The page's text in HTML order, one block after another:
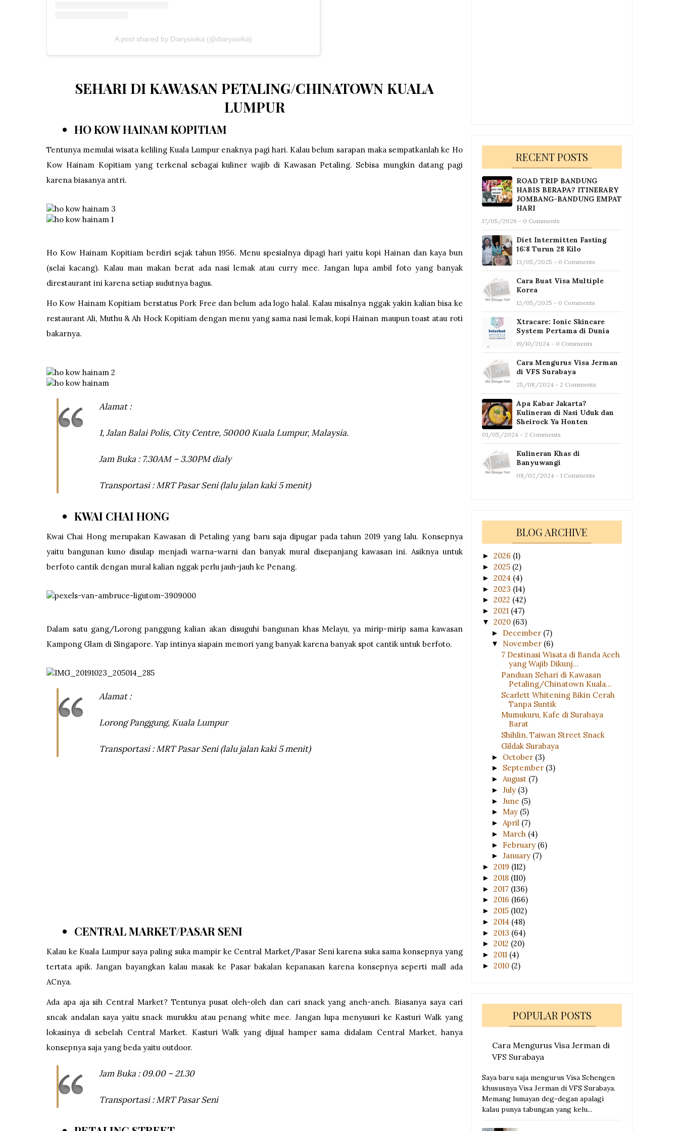
A post shared by Diarysivika (@diarysivika)
SEHARI DI KAWASAN PETALING/CHINATOWN KUALA
LUMPUR
HO KOW HAINAM KOPITIAM
Tentunya memulai wisata keliling Kuala Lumpur enaknya pagi hari. Kalau belum sarapan maka sempatkanlah ke Ho
Kow Hainam Kopitiam yang terkenal sebagai kuliner wajib di Kawasan Petaling. Sebisa mungkin datang pagi
karena biasanya antri.
Ho Kow Hainam Kopitiam berdiri sejak tahun 1956. Menu spesialnya dipagi hari yaitu kopi Hainan dan kaya bun
(selai kacang). Kalau mau makan berat ada nasi lemak atau curry mee. Jangan lupa ambil foto yang banyak
direstaurant ini karena setiap sudutnya bagus.
Ho Kow Hainam Kopitiam berstatus Pork Free dan belum ada logo halal. Kalau misalnya nggak yakin kalian bisa ke
restaurant Ali, Muthu & Ah Hock Kopitiam dengan menu yang sama nasi lemak, kopi Hainan maupun toast atau roti
bakarnya.
Alamat :
1, Jalan Balai Polis, City Centre, 50000 Kuala Lumpur, Malaysia.
Jam Buka : 7.30AM – 3.30PM dialy
Transportasi : MRT Pasar Seni (lalu jalan kaki 5 menit)
KWAI CHAI HONG
Kwai Chai Hong merupakan Kawasan di Petaling yang baru saja dipugar pada tahun 2019 yang lalu. Konsepnya
yaitu bangunan kuno disulap menjadi warna-warni dan banyak mural disepanjang kawasan ini. Asiknya untuk
berfoto cantik dengan mural kalian nggak perlu jauh-jauh ke Penang.
Dalam satu gang/Lorong panggung kalian akan disuguhi bangunan khas Melayu, ya mirip-mirip sama kawasan
Kampong Glam di Singapore. Yap intinya siapain memori yang banyak karena banyak spot cantik untuk berfoto.
Alamat :
Lorong Panggung, Kuala Lumpur
Transportasi : MRT Pasar Seni (lalu jalan kaki 5 menit)
CENTRAL MARKET/PASAR SENI
Kalau ke Kuala Lumpur saya paling suka mampir ke Central Market/Pasar Seni karena suka sama konsepnya yang
tertata apik. Jangan bayangkan kalau masak ke Pasar bakalan kepanasan karena konsepnya seperti mall ada
ACnya.
Ada apa aja sih Central Market? Tentunya pusat oleh-oleh dan cari snack yang aneh-aneh. Biasanya saya cari
sncak andalan saya yaitu snack murukku atau penang white mee. Jangan lupa menyusuri ke Kasturi Walk yang
lokasinya di sebelah Central Market. Kasturi Walk yang dijual hamper sama didalam Central Market, hanya
konsepnya saja yang beda yaitu outdoor.
Jam Buka : 09.00 – 21.30
Transportasi : MRT Pasar Seni
RECENT POSTS
ROAD TRIP BANDUNG
HABIS BERAPA? ITINERARY
JOMBANG-BANDUNG EMPAT
HARI
17/05/2026 - 0 Comments
Diet Intermitten Fasting
16:8 Turun 28 Kilo
13/05/2025 - 0 Comments
Cara Buat Visa Multiple
Korea
12/05/2025 - 0 Comments
Xtracare: Ionic Skincare
System Pertama di Dunia
19/10/2024 - 0 Comments
Cara Mengurus Visa Jerman
di VFS Surabaya
25/08/2024 - 2 Comments
Apa Kabar Jakarta?
Kulineran di Nasi Uduk dan
Sheirock Ya Honten
01/05/2024 - 2 Comments
Kulineran Khas di
Banyuwangi
08/02/2024 - 1 Comments
BLOG ARCHIVE
► 2026 (1)
► 2025 (2)
► 2024 (4)
► 2023 (14)
► 2022 (42)
► 2021 (47)
▼ 2020 (63)
► December (7)
▼ November (6)
7 Destinasi Wisata di Banda Aceh
yang Wajib Dikunj...
Panduan Sehari di Kawasan
Petaling/Chinatown Kuala...
Scarlett Whitening Bikin Cerah
Tanpa Suntik
Mumukuru, Kafe di Surabaya
Barat
Shihlin, Taiwan Street Snack
Gildak Surabaya
► October (3)
► September (3)
► August (7)
► July (3)
► June (5)
► May (5)
► April (7)
► March (4)
► February (6)
► January (7)
► 2019 (112)
► 2018 (110)
► 2017 (136)
► 2016 (166)
► 2015 (102)
► 2014 (48)
► 2013 (64)
► 2012 (20)
► 2011 (4)
► 2010 (2)
POPULAR POSTS
Cara Mengurus Visa Jerman di
VFS Surabaya
Saya baru saja mengurus Visa Schengen
khususnya Visa Jerman di VFS Surabaya.
Memang lumayan deg-degan apalagi
kalau punya tabungan yang kelu...